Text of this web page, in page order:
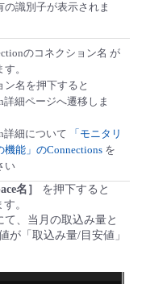
の識別子が表示されま
のコネクション名 が
。
ン名を押下すると
詳細ページへ遷移しま
詳細について
「モニタリ
機能」のConnections を
い
名］
を押下すると
。
て、当月の取込み量と
が「取込み量/目安値」